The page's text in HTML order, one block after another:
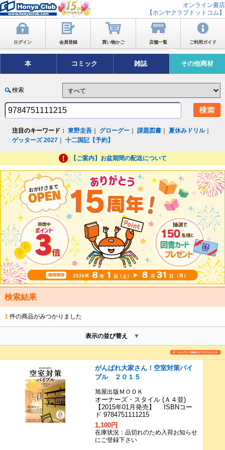
オンライン書店
【ホンヤクラブドットコム】
ログイン 会員登録 買い物かご 店舗一覧 ご利用ガイド
本 コミック 雑誌 その他商材
検索
注目のキーワード： 東野圭吾 グローグー ｜課題図書 ｜夏休みドリル｜
ゲッターズ 2027 ｜十二国記【予約】
【ご案内】お盆期間の配送について
検索結果
1 件の商品がみつかりました
表示の並び替え
がんばれ大家さん！空室対策バイ
ブル ２０１５
旭屋出版ＭＯＯＫ
オーナーズ・スタイル (Ａ４並)
【2015年01月発売】 ISBNコー
ド 9784751111215
1,100円
在庫状況：品切れのため入荷お知らせ
にご登録下さい